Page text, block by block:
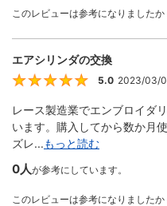
このレビューは参考になりましたか
エアシリンダの交換
5.0 2023/03/
レース製造業でエンブロイダ
います。購入してから数か月
ズレ...もっと読む
0人が参考にしています。
このレビューは参考になりましたか